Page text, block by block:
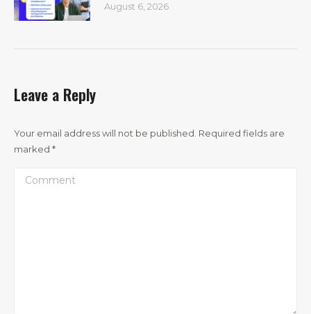
August 6, 2026
Leave a Reply
Your email address will not be published. Required fields are
marked *
Comment